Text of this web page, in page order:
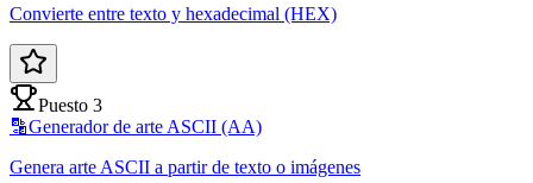
Convierte entre texto y hexadecimal (HEX)
Puesto 3
🔡Generador de arte ASCII (AA)
Genera arte ASCII a partir de texto o imágenes